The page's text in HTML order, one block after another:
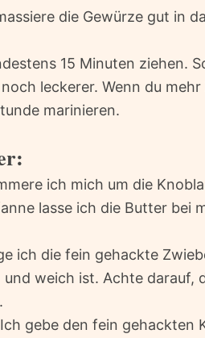
die Gewürze gut in
15 Minuten ziehen.
leckerer. Wenn du
marinieren.
ich mich um die
lasse ich die Butter bei
ich die fein gehackte
weich ist. Achte darauf,
gebe den fein gehackten